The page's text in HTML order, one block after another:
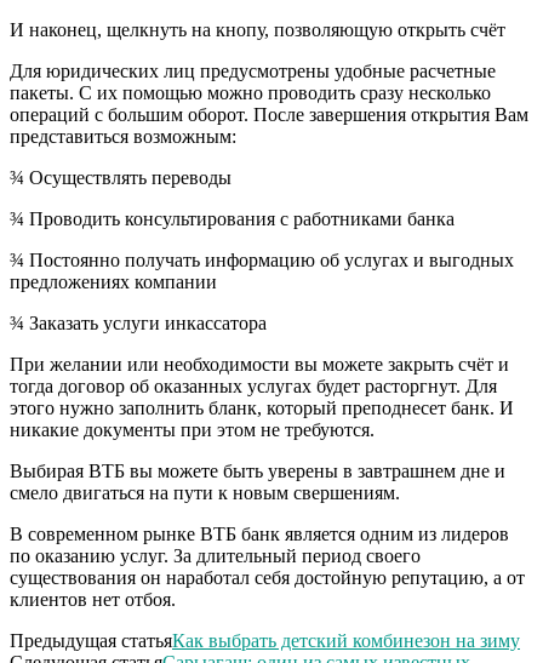
И наконец, щелкнуть на кнопу, позволяющую открыть счёт
Для юридических лиц предусмотрены удобные расчетные
пакеты. С их помощью можно проводить сразу несколько
операций с большим оборот. После завершения открытия Вам
представиться возможным:
¾ Осуществлять переводы
¾ Проводить консультирования с работниками банка
¾ Постоянно получать информацию об услугах и выгодных
предложениях компании
¾ Заказать услуги инкассатора
При желании или необходимости вы можете закрыть счёт и
тогда договор об оказанных услугах будет расторгнут. Для
этого нужно заполнить бланк, который преподнесет банк. И
никакие документы при этом не требуются.
Выбирая ВТБ вы можете быть уверены в завтрашнем дне и
смело двигаться на пути к новым свершениям.
В современном рынке ВТБ банк является одним из лидеров
по оказанию услуг. За длительный период своего
существования он наработал себя достойную репутацию, а от
клиентов нет отбоя.
Предыдущая статьяКак выбрать детский комбинезон на зиму